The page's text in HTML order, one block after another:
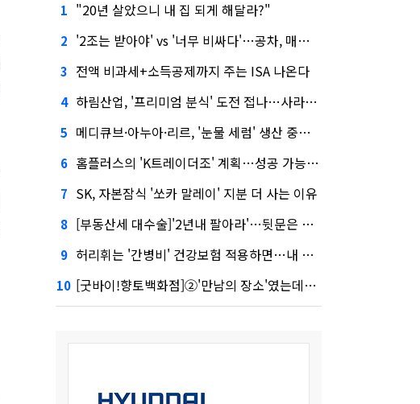
1 "20년 살았으니 내 집 되게 해달라?"
2 '2조는 받아야' vs '너무 비싸다'…공차, 매각 성공할까
3 전액 비과세+소득공제까지 주는 ISA 나온다
4 하림산업, '프리미엄 분식' 도전 접나…사라진 '멜팅피스'
5 메디큐브·아누아·리르, '눈물 세럼' 생산 중단한다
6 홈플러스의 'K트레이더조' 계획…성공 가능성은 '글쎄'
7 SK, 자본잠식 '쏘카 말레이' 지분 더 사는 이유
8 [부동산세 대수술]'2년내 팔아라'…뒷문은 열었다
9 허리휘는 '간병비' 건강보험 적용하면…내 간병보험은?
10 [굿바이!향토백화점]②'만남의 장소'였는데…멈춰선 대백의 시계